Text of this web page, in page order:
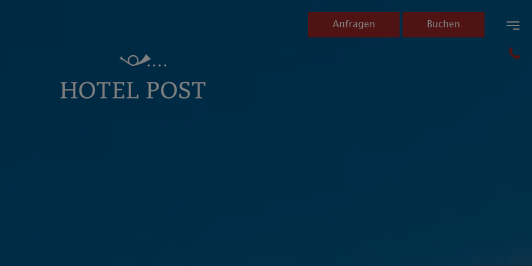
Anfragen Buchen